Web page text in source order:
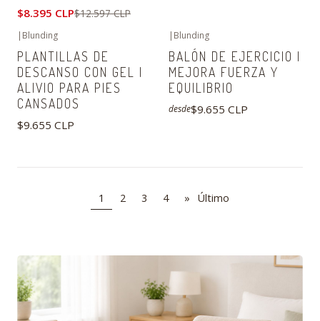
$8.395 CLP$12.597 CLP
| Blunding
PLANTILLAS DE
DESCANSO CON GEL |
ALIVIO PARA PIES
CANSADOS
$9.655 CLP
| Blunding
BALÓN DE EJERCICIO |
MEJORA FUERZA Y
EQUILIBRIO
desde$9.655 CLP
1 2 3 4 » Último